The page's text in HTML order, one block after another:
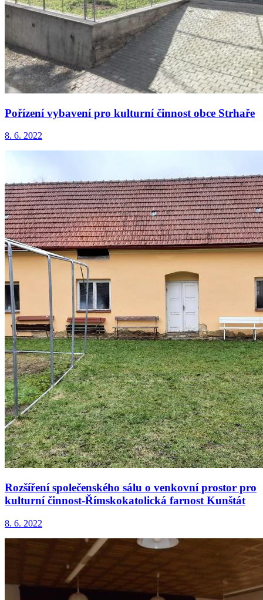
Pořízení vybavení pro kulturní činnost obce Strhaře
8. 6. 2022
Rozšíření společenského sálu o venkovní prostor pro
kulturní činnost-Římskokatolická farnost Kunštát
8. 6. 2022